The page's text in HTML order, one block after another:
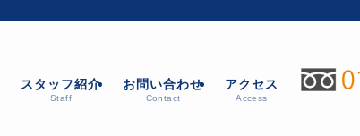
スタッフ紹介
Staff
お問い合わせ
Contact
アクセス
Access